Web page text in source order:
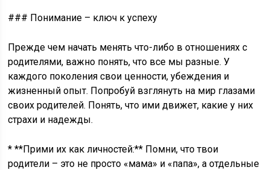
### Понимание – ключ к успеху
Прежде чем начать менять что-либо в отношениях с
родителями, важно понять, что все мы разные. У
каждого поколения свои ценности, убеждения и
жизненный опыт. Попробуй взглянуть на мир глазами
своих родителей. Понять, что ими движет, какие у них
страхи и надежды.
* **Прими их как личностей:** Помни, что твои
родители – это не просто «мама» и «папа», а отдельные